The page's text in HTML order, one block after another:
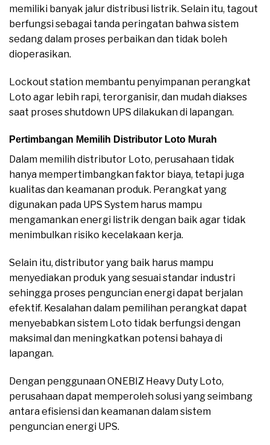
memiliki banyak jalur distribusi listrik. Selain itu, tagout
berfungsi sebagai tanda peringatan bahwa sistem
sedang dalam proses perbaikan dan tidak boleh
dioperasikan.
Lockout station membantu penyimpanan perangkat
Loto agar lebih rapi, terorganisir, dan mudah diakses
saat proses shutdown UPS dilakukan di lapangan.
Pertimbangan Memilih Distributor Loto Murah
Dalam memilih distributor Loto, perusahaan tidak
hanya mempertimbangkan faktor biaya, tetapi juga
kualitas dan keamanan produk. Perangkat yang
digunakan pada UPS System harus mampu
mengamankan energi listrik dengan baik agar tidak
menimbulkan risiko kecelakaan kerja.
Selain itu, distributor yang baik harus mampu
menyediakan produk yang sesuai standar industri
sehingga proses penguncian energi dapat berjalan
efektif. Kesalahan dalam pemilihan perangkat dapat
menyebabkan sistem Loto tidak berfungsi dengan
maksimal dan meningkatkan potensi bahaya di
lapangan.
Dengan penggunaan ONEBIZ Heavy Duty Loto,
perusahaan dapat memperoleh solusi yang seimbang
antara efisiensi dan keamanan dalam sistem
penguncian energi UPS.